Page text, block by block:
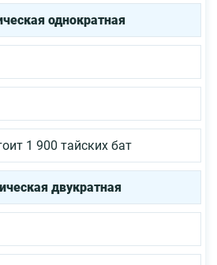
однократная
1 900 тайских бат
двукратная